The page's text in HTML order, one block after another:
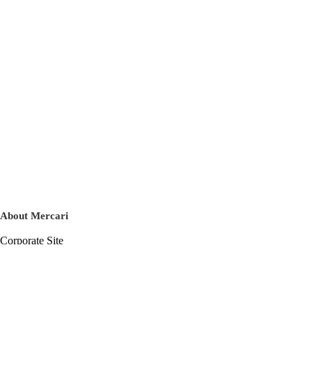
About Mercari
Corporate Site